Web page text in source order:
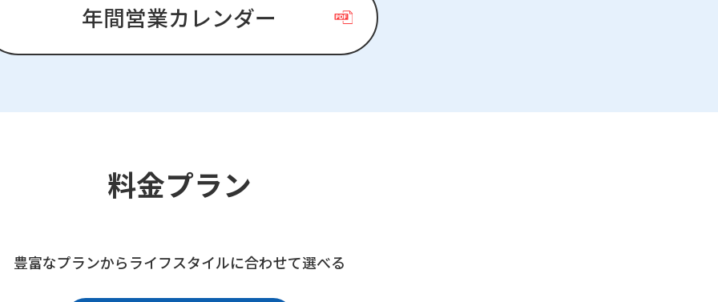
年間営業カレンダー
料金プラン
豊富なプランからライフスタイルに合わせて選べる